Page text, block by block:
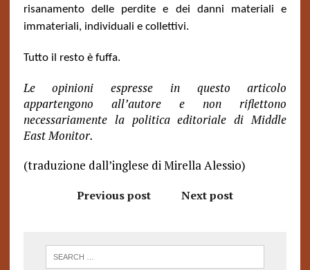
risanamento delle perdite e dei danni materiali e
immateriali, individuali e collettivi.
Tutto il resto è fuffa.
Le opinioni espresse in questo articolo
appartengono all’autore e non riflettono
necessariamente la politica editoriale di Middle
East Monitor.
(traduzione dall’inglese di Mirella Alessio)
Previous post Next post